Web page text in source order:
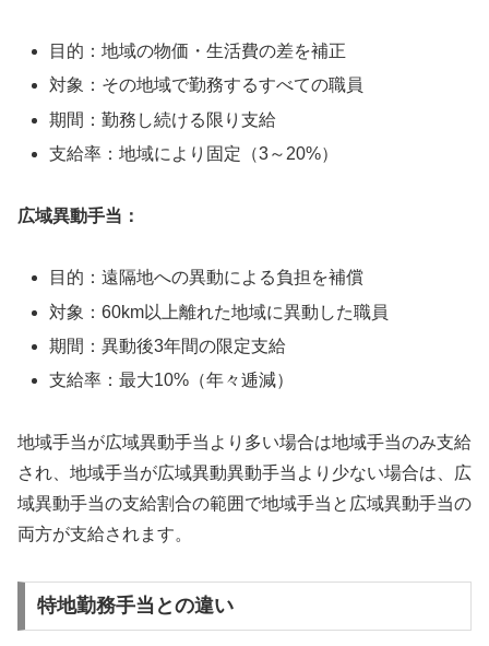
目的：地域の物価・生活費の差を補正
対象：その地域で勤務するすべての職員
期間：勤務し続ける限り支給
支給率：地域により固定（3～20%）
広域異動手当：
目的：遠隔地への異動による負担を補償
対象：60km以上離れた地域に異動した職員
期間：異動後3年間の限定支給
支給率：最大10%（年々逓減）
地域手当が広域異動手当より多い場合は地域手当のみ支給
され、地域手当が広域異動異動手当より少ない場合は、広
域異動手当の支給割合の範囲で地域手当と広域異動手当の
両方が支給されます。
特地勤務手当との違い